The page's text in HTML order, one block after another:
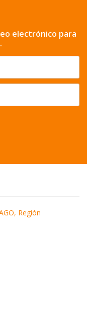
electrónico para
Región